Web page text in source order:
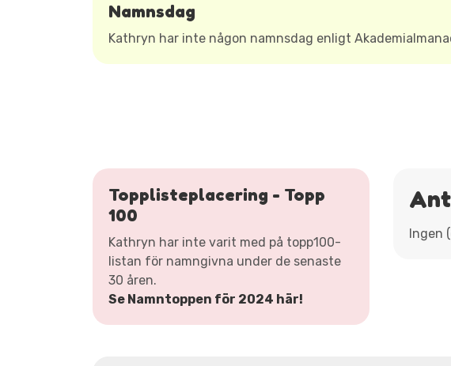
Namnsdag
Kathryn har inte någon namnsdag enligt
Topplisteplacering - Topp
100
Kathryn har inte varit med på topp100-
listan för namngivna under de senaste
30 åren.
Se Namntoppen för 2024 här!
Ingen